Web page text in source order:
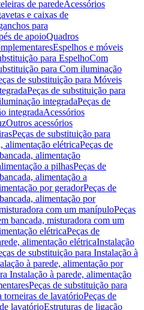
de paredeAcessórios
e caixas de
para
de apoioQuadros
Espelhos e móveis
para EspelhoCom
para Com iluminação
de substituição para Móveis
Peças de substituição para
integradaPeças de
integradaAcessórios
Outros acessórios
Peças de substituição para
alimentação elétricaPeças de
alimentação
a pilhasPeças de
alimentação a
por geradorPeças de
alimentação por
com um manípuloPeças
bancada, misturadora com um
elétricaPeças de
alimentação elétricaInstalação
de substituição para Instalação à
à parede, alimentação por
Instalação à parede, alimentação
Peças de substituição para
torneiras de lavatórioPeças de
lavatórioEstruturas de ligação